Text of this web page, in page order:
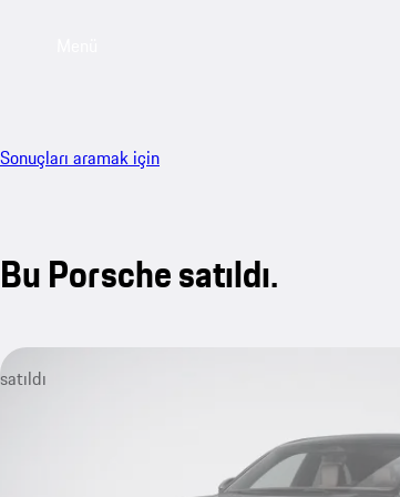
Sonuçları aramak için
Bu Porsche satıldı.
satıldı